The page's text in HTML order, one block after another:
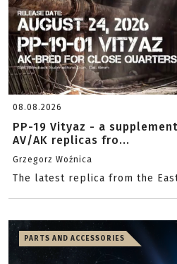
08.08.2026
PP-19 Vityaz - a
AV/AK replicas fro...
Grzegorz Woźnica
The latest replica from the
PARTS AND ACCESSORIES